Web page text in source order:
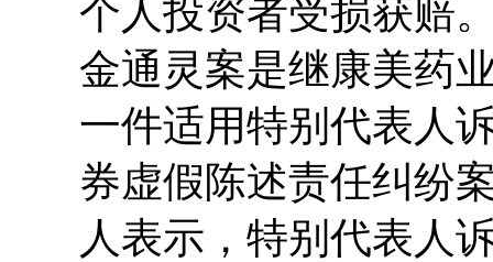
个人投资者受损获赔
金通灵案是继康美药
一件适用特别代表人
券虚假陈述责任纠纷
人表示，特别代表人